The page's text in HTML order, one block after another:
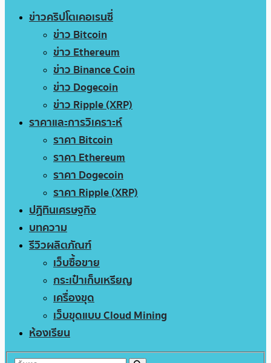
ข่าวคริปโตเคอเรนซี่
ข่าว Bitcoin
ข่าว Ethereum
ข่าว Binance Coin
ข่าว Dogecoin
ข่าว Ripple (XRP)
ราคาและการวิเคราะห์
ราคา Bitcoin
ราคา Ethereum
ราคา Dogecoin
ราคา Ripple (XRP)
ปฏิทินเศรษฐกิจ
บทความ
รีวิวผลิตภัณฑ์
เว็บซื้อขาย
กระเป๋าเก็บเหรียญ
เครื่องขุด
เว็บขุดแบบ Cloud Mining
ห้องเรียน